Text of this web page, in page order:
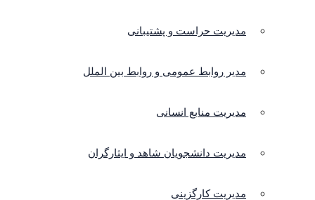
مدیریت حراست و پشتیبانی
مدیر روابط عمومی و روابط بین الملل
مدیریت منابع انسانی
مدیریت دانشجویان شاهد و ایثارگران
مدیریت کارگزینی